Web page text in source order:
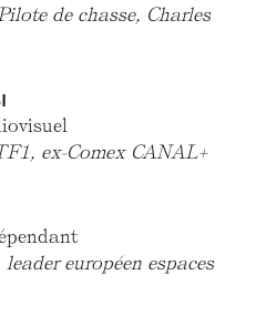
de chasse, Charles
ex-Comex CANAL+
leader européen espaces